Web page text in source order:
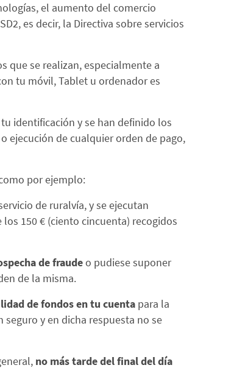
el aumento del comercio
es decir, la Directiva sobre servicios
que se realizan, especialmente a
tu móvil, Tablet u ordenador es
identificación y se han definido los
ejecución de cualquier orden de pago,
por ejemplo:
de ruralvía, y se ejecutan
150 € (ciento cincuenta) recogidos
de fraudeo pudiese suponer
de la misma.
de fondos en tu cuenta para la
y en dicha respuesta no se
no más tarde del final del día